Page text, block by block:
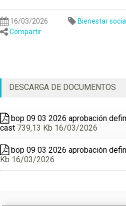
16/03/2026 Bienestar
Compartir
DESCARGA DE DOCUMENTOS
bop 09 03 2026 aprobación
cast 739,13 Kb 16/03/2026
bop 09 03 2026 aprobación
Kb 16/03/2026